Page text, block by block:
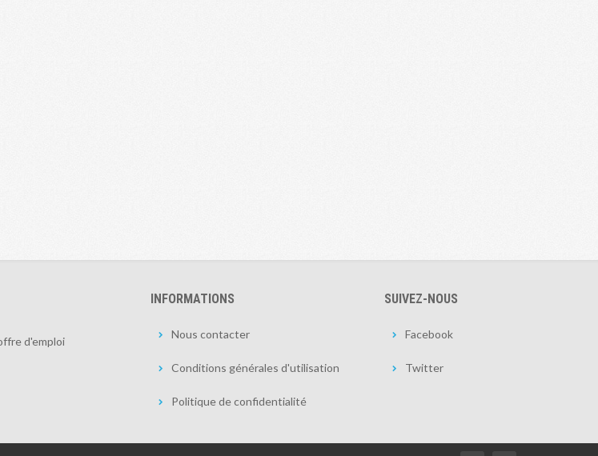
d'emploi
INFORMATIONS
Nous contacter
Conditions générales d'utilisation
Politique de confidentialité
SUIVEZ-NOUS
Facebook
Twitter